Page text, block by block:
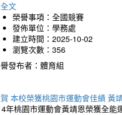
文
榮譽事項：全國競賽
發佈單位：學務處
建立時間：2025-10-02
瀏覽次數：356
發布者：體育組
本校榮獲桃園市運動會佳績 黃
年桃園市運動會黃靖恩榮獲全能